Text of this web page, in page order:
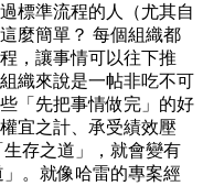
標準流程的人（尤其自
麼簡單？ 每個組織都
，讓事情可以往下推
織來說是一帖非吃不可
「先把事情做完」的好
宜之計、承受績效壓
存之道」，就會變有
。就像哈雷的專案經